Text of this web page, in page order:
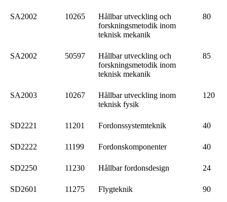
SA2002 10265
Hållbar utveckling och
forskningsmetodik inom
teknisk mekanik
80
SA2002 50597
Hållbar utveckling och
forskningsmetodik inom
teknisk mekanik
85
SA2003 10267
Hållbar utveckling inom
teknisk fysik
120
SD2221 11201 Fordonssystemteknik 40
SD2222 11199 Fordonskomponenter 40
SD2250 11230 Hållbar fordonsdesign 24
SD2601 11275 Flygteknik 90